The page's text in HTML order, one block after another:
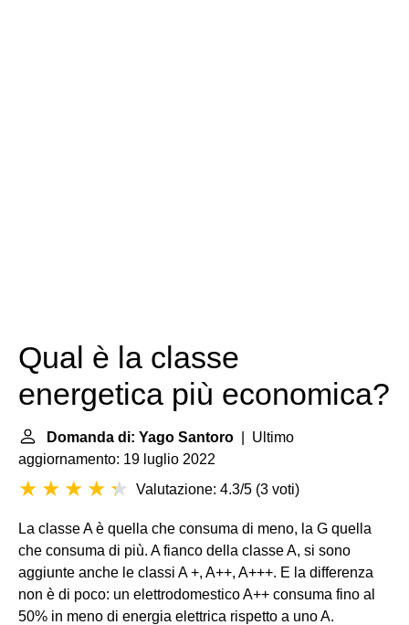
Qual è la classe
energetica più economica?
Domanda di: Yago Santoro | Ultimo
aggiornamento: 19 luglio 2022
Valutazione: 4.3/5 (3 voti)
La classe A è quella che consuma di meno, la G quella
che consuma di più. A fianco della classe A, si sono
aggiunte anche le classi A +, A++, A+++. E la differenza
non è di poco: un elettrodomestico A++ consuma fino al
50% in meno di energia elettrica rispetto a uno A.